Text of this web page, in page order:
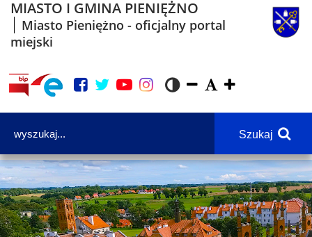
MIASTO I GMINA PIENIĘŻNO
Miasto Pieniężno - oficjalny portal
miejski
Szukaj